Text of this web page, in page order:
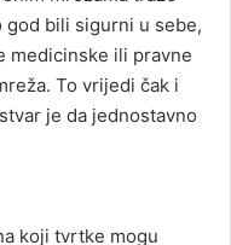
god bili sigurni u sebe,
medicinske ili pravne
To vrijedi čak i
je da jednostavno
koji tvrtke mogu